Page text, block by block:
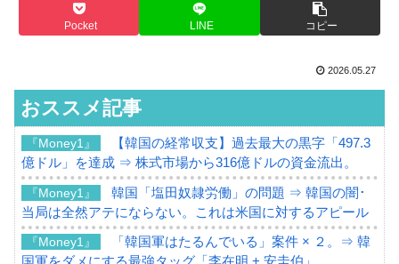
Pocket LINE コピー
2026.05.27
おススメ記事
『Money1』
【韓国の経常収支】過去最大の黒字「497.3
億ドル」を達成 ⇒ 株式市場から316億ドルの資金流出。
『Money1』
韓国「塩田奴隷労働」の問題 ⇒ 韓国の闇･
当局は全然アテにならない。これは米国に対するアピール
『Money1』
「韓国軍はたるんでいる」案件 × ２。⇒ 韓
国軍をダメにする最強タッグ「李在明 + 安圭伯」